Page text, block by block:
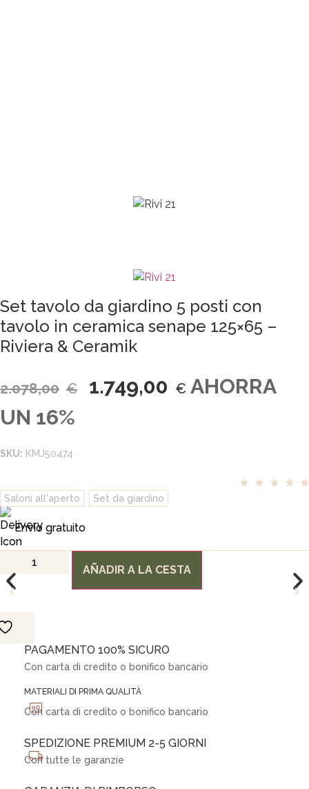
Set tavolo da giardino 5 posti con
tavolo in ceramica senape 125×65 –
Riviera & Ceramik
2.078,00 €
Il
2.078,00€.
1.749,00 € Il
AHORRA
UN 16%
SKU: KMJ50474
Saloni all'aperto Set da giardino
Envío gratuito
Set
tavolo
da
giardino
con
tavolo
ceramica
senape
Riviera
AÑADIR A LA CESTA
PAGAMENTO 100% SICURO
Con carta di credito o bonifico bancario
MATERIALI DI PRIMA QUALITÀ
Con carta di credito o bonifico bancario
SPEDIZIONE PREMIUM 2-5 GIORNI
Con tutte le garanzie